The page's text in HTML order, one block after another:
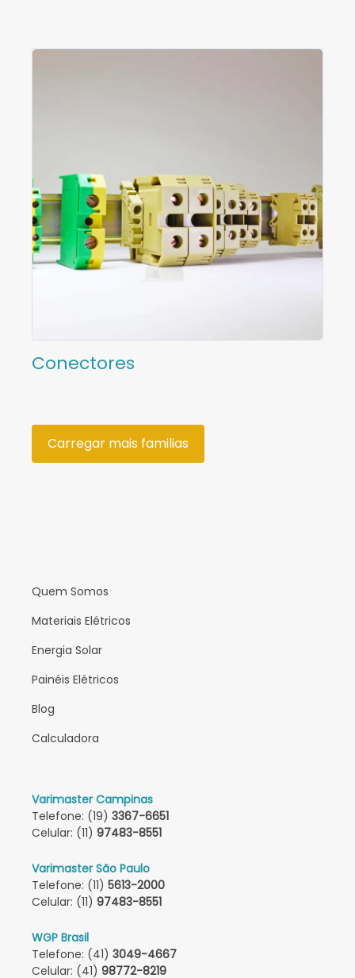
Conectores
Carregar mais familias
Quem Somos
Materiais Elétricos
Energia Solar
Painéis Elétricos
Blog
Calculadora
Varimaster Campinas
Telefone: (19) 3367-6651
Celular: (11) 97483-8551
Varimaster São Paulo
Telefone: (11) 5613-2000
Celular: (11) 97483-8551
WGP Brasil
Telefone: (41) 3049-4667
Celular: (41) 98772-8219